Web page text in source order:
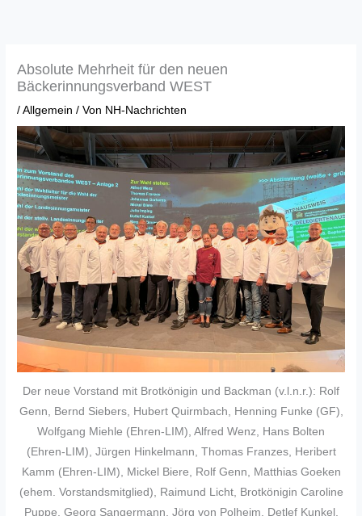
Absolute Mehrheit für den neuen
Bäckerinnungsverband WEST
/Allgemein / Von NH-Nachrichten
Der neue Vorstand mit Brotkönigin und Backman (v.l.n.r.): Rolf
Genn, Bernd Siebers, Hubert Quirmbach, Henning Funke (GF),
Wolfgang Miehle (Ehren-LIM), Alfred Wenz, Hans Bolten
(Ehren-LIM), Jürgen Hinkelmann, Thomas Franzes, Heribert
Kamm (Ehren-LIM), Mickel Biere, Rolf Genn, Matthias Goeken
(ehem. Vorstandsmitglied), Raimund Licht, Brotkönigin Caroline
Puppe, Georg Sangermann, Jörg von Polheim, Detlef Kunkel,